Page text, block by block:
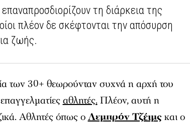
τη διάρκεια της
πλέον δε σκέφτονται την απόσυρση
ζωής.
των 30+ θεωρούνταν συχνά η αρχή του
αθλητές. Πλέον, αυτή η
Αθλητές όπως οΛεμπρόν Τζέιμς και ο